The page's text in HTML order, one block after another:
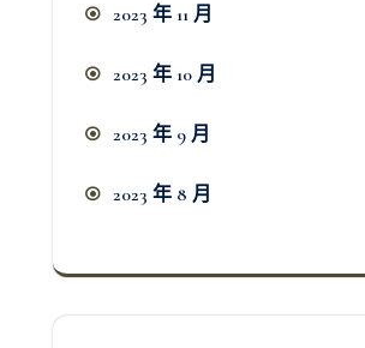
2023 年 11 月
2023 年 10 月
2023 年 9 月
2023 年 8 月